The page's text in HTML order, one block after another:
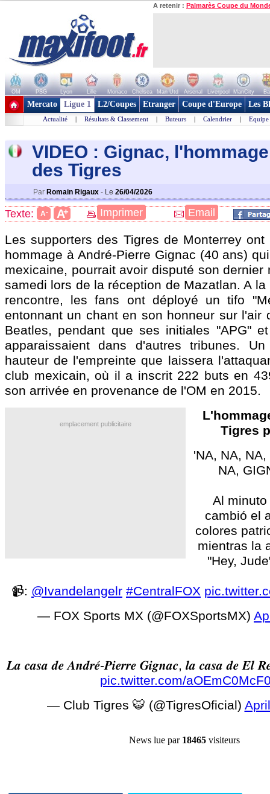
A retenir : Palmarès Coupe du
OM PSG Lyon Lille Monaco Chelsea Man Utd Arsenal Liverpool ManCity
+ de clubs
Mercato Ligue 1 L2/Coupes Etranger Coupe d'Europe Les
Actualité | Résultats & Classement | Buteurs | Calendrier | Equipe
VIDEO : Gignac,
des Tigres
Par Romain Rigaux - Le 26/04/2026
Texte: A- A+ Imprimer Email
Les supporters des Tigres de Monterrey
hommage à André-Pierre Gignac (40 ans)
mexicaine, pourrait avoir disputé son dernier
samedi lors de la réception de Mazatlan. A
rencontre, les fans ont déployé un tifo
entonnant un chant en son honneur sur l'air
Beatles, pendant que ses initiales "APG"
apparaissaient dans d'autres tribunes.
hauteur de l'empreinte que laissera
club mexicain, où il a inscrit 222 buts en
son arrivée en provenance de l'OM en 2015.
emplacement publicitaire
Tigres
'NA, NA,
NA,
Al
cambió el
colores
mientras la
"Hey,
📹: @Ivandelangelr #CentralFOX
— FOX Sports MX (@FOXSportsMX)
𝑳𝒂 𝒄𝒂𝒔𝒂 𝒅𝒆 𝑨𝒏𝒅𝒓𝒆́-𝑷𝒊𝒆𝒓𝒓𝒆 𝑮𝒊𝒈𝒏𝒂𝒄, 𝒍𝒂 𝒄𝒂𝒔𝒂 𝒅𝒆 𝑬𝒍
pic.twitter.com/
— Club Tigres 🐯 (@TigresOficial)
News lue par 18465 visiteurs